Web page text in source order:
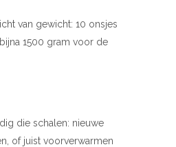
van gewicht: 10 onsjes
1500 gram voor de
die schalen: nieuwe
of juist voorverwarmen